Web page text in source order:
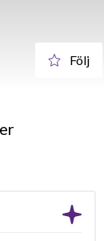
Följ